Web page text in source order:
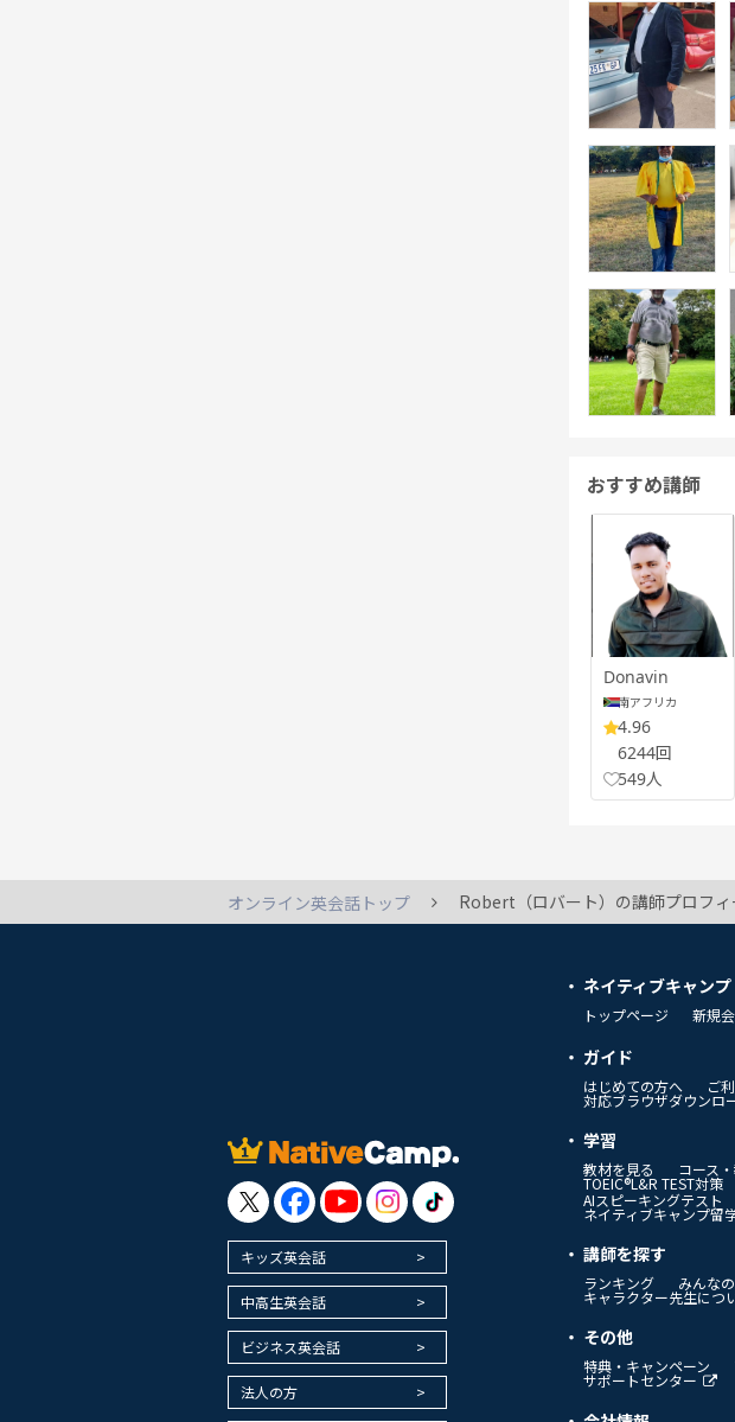
おすすめ講師
Donavin
南アフリカ
4.96
6244回
549人
オンライン英会話トップ Robert（ロバート）の講師プロフ
キッズ英会話
中高生英会話
ビジネス英会話
法人の方
ネイティブキャンプ
トップページ 新規
ガイド
はじめての方へ ご
対応ブラウザダウンロ
学習
教材を見る コース
TOEIC®L&R TEST対策
AIスピーキングテスト
ネイティブキャンプ留
講師を探す
ランキング みんな
キャラクター先生につ
その他
特典・キャンペーン
サポートセンター